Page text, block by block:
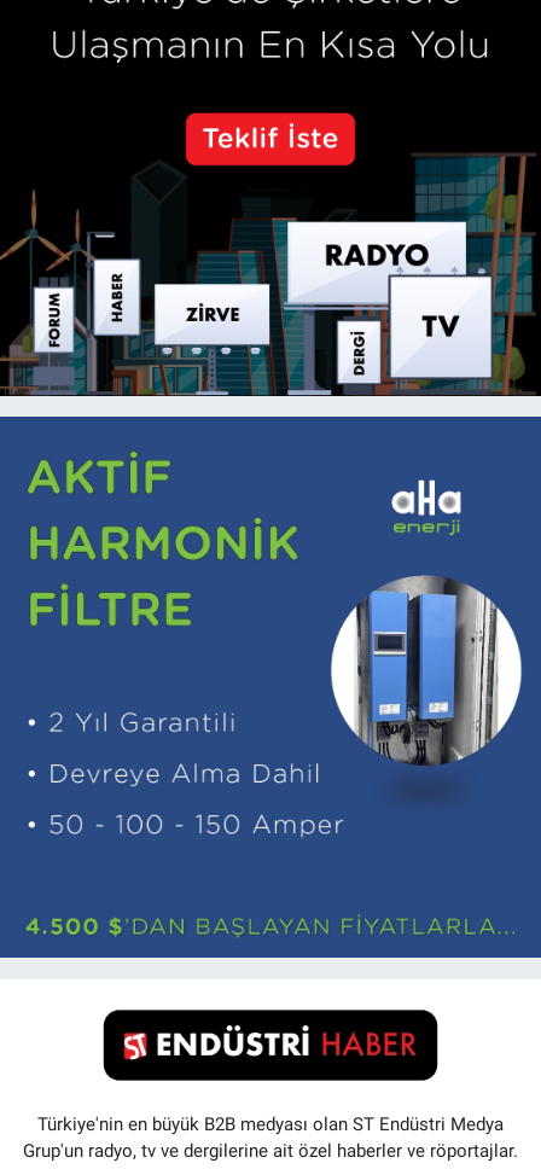
Türkiye'nin en büyük B2B medyası olan ST Endüstri Medya
Grup'un radyo, tv ve dergilerine ait özel haberler ve röportajlar.